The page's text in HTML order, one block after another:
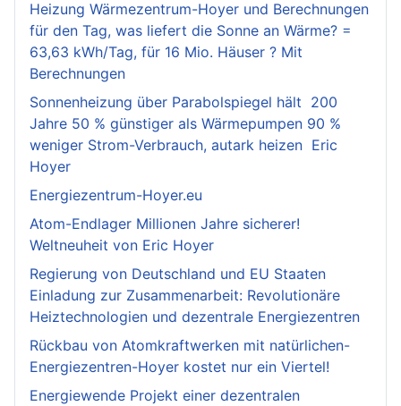
Heizung Wärmezentrum-Hoyer und Berechnungen
für den Tag, was liefert die Sonne an Wärme? =
63,63 kWh/Tag, für 16 Mio. Häuser ? Mit
Berechnungen
Sonnenheizung über Parabolspiegel hält 200
Jahre 50 % günstiger als Wärmepumpen 90 %
weniger Strom-Verbrauch, autark heizen Eric
Hoyer
Energiezentrum-Hoyer.eu
Atom-Endlager Millionen Jahre sicherer!
Weltneuheit von Eric Hoyer
Regierung von Deutschland und EU Staaten
Einladung zur Zusammenarbeit: Revolutionäre
Heiztechnologien und dezentrale Energiezentren
Rückbau von Atomkraftwerken mit natürlichen-
Energiezentren-Hoyer kostet nur ein Viertel!
Energiewende Projekt einer dezentralen